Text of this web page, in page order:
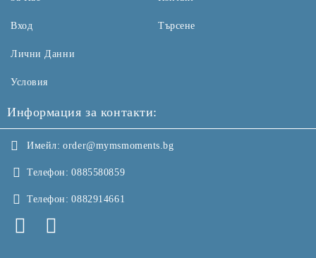
Вход Търсене
Лични Данни
Условия
Информация за контакти:
Имейл: order@mymsmoments.bg
Телефон: 0885580859
Телефон: 0882914661